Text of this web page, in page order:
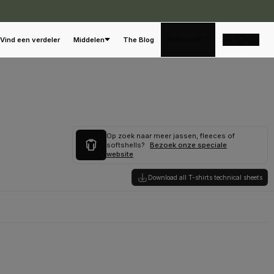
Vind een verdeler Middelen The Blog
Op zoek naar meer jassen, fleeces of
softshells?
Bezoek onze speciale
website
Download all T-shirts technical sheets